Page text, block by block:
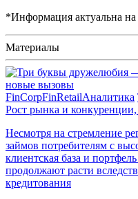
*Информация актуальна на
Материалы
FinCorpFinRetailАналитика
Рост рынка и
Несмотря на стремление
займов потребителям с
клиентская база и
продолжают расти
кредитования